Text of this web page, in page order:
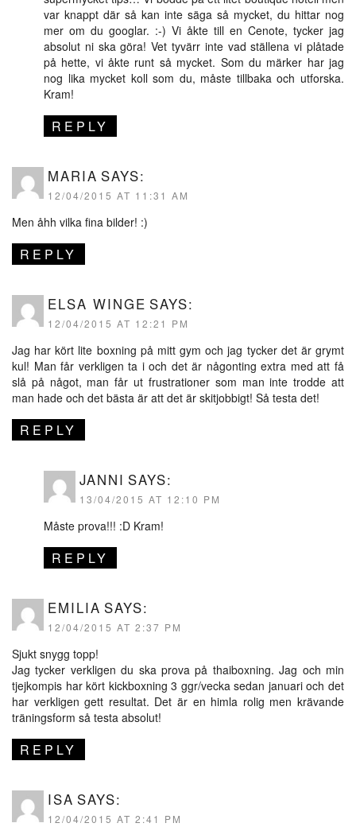
var knappt där så kan inte säga så mycket, du hittar nog
mer om du googlar. :-) Vi åkte till en Cenote, tycker jag
absolut ni ska göra! Vet tyvärr inte vad ställena vi plåtade
på hette, vi åkte runt så mycket. Som du märker har jag
nog lika mycket koll som du, måste tillbaka och utforska.
Kram!
REPLY
MARIA SAYS:
12/04/2015 AT 11:31 AM
Men åhh vilka fina bilder! :)
REPLY
ELSA WINGE SAYS:
12/04/2015 AT 12:21 PM
Jag har kört lite boxning på mitt gym och jag tycker det är grymt
kul! Man får verkligen ta i och det är någonting extra med att få
slå på något, man får ut frustrationer som man inte trodde att
man hade och det bästa är att det är skitjobbigt! Så testa det!
REPLY
JANNI SAYS:
13/04/2015 AT 12:10 PM
Måste prova!!! :D Kram!
REPLY
EMILIA SAYS:
12/04/2015 AT 2:37 PM
Sjukt snygg topp!
Jag tycker verkligen du ska prova på thaiboxning. Jag och min
tjejkompis har kört kickboxning 3 ggr/vecka sedan januari och det
har verkligen gett resultat. Det är en himla rolig men krävande
träningsform så testa absolut!
REPLY
ISA SAYS:
12/04/2015 AT 2:41 PM